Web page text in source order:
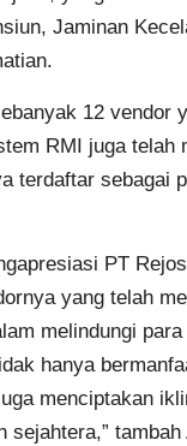
Jaminan
12 vendor
RMI juga telah
terdaftar sebagai
PT
yang telah
melindungi
hanya
menciptakan
sejahtera,” tambah